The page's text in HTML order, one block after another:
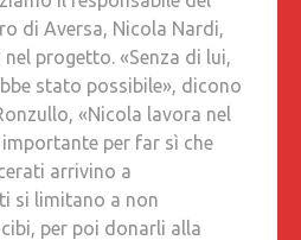
di Aversa, Nicola Nardi,
progetto. «Senza di lui,
stato possibile», dicono
«Nicola lavora nel
per far sì che
arrivino a
si limitano a non
per poi donarli alla